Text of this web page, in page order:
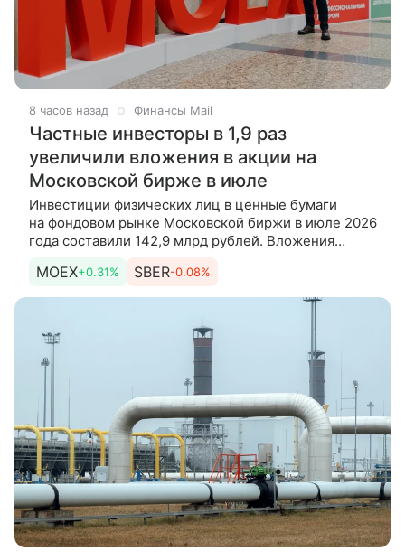
8 часов назад Финансы Mail
Частные инвесторы в 1,9 раз
увеличили вложения в акции на
Московской бирже в июле
Инвестиции физических лиц в ценные бумаги
на фондовом рынке Московской биржи в июле 2026
года составили 142,9 млрд рублей. Вложения
млрд рублей, что в 1,9
MOEX+0.31% SBER-0.08%